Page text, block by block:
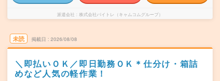
派遣会社 株式会社バイトレ（キャムコムグループ）
未読 掲載日 2026/08/08
＼即払いＯＫ／即日勤務ＯＫ＊仕分け・箱詰
めなど人気の軽作業！